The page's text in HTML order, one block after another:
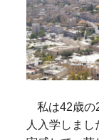
私は42歳の
人入学しま